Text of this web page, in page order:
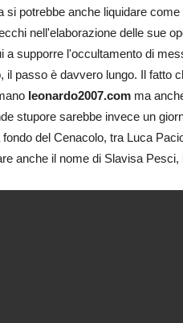
potrebbe anche liquidare
nell'elaborazione delle sue
a supporre l'occultamento di
passo è davvero lungo. Il fatto
leonardo2007.com ma
stupore sarebbe invece un
del Cenacolo, tra Luca
anche il nome di Slavisa